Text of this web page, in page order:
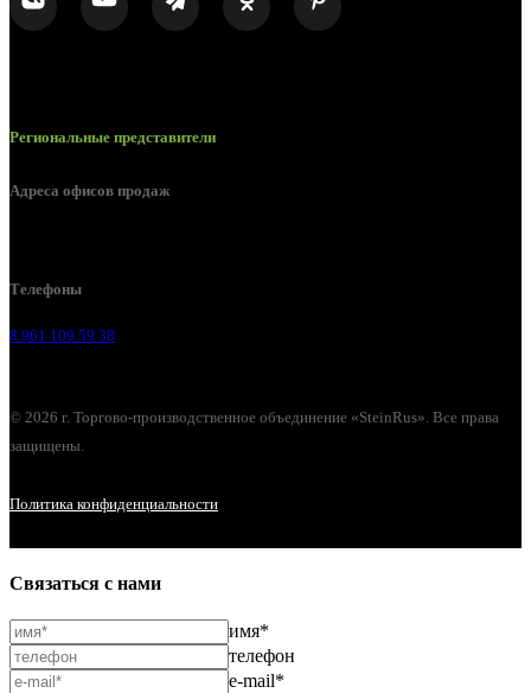
Региональные представители
Адреса офисов продаж
Телефоны
8 961 109 59 38
© 2026 г. Торгово-производственное объединение «SteinRus». Все права
защищены.
Политика конфиденциальности
Связаться с нами
имя*
телефон
e-mail*